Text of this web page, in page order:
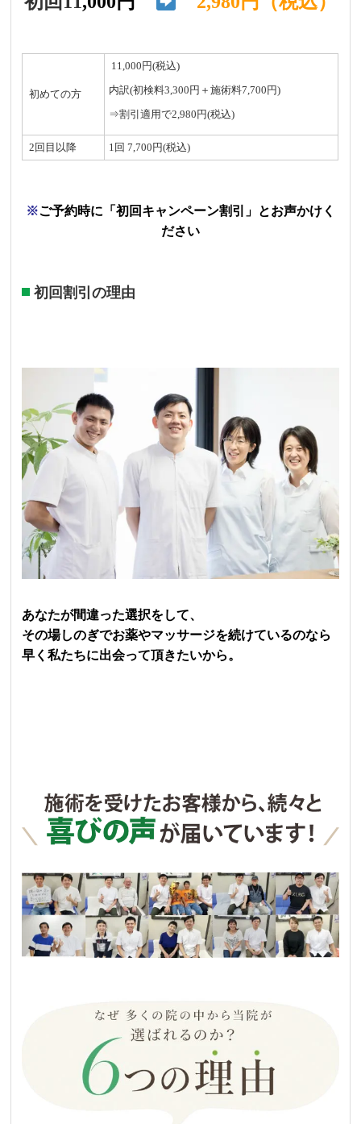
初めての方
11,000円(税込)
内訳(初検料3,300円＋施術料7,700円)
⇒割引適用で2,980円(税込)
2回目以降 1回 7,700円(税込)
※ご予約時に「初回キャンペーン割引」とお声かけく
ださい
初回割引の理由
あなたが間違った選択をして、
その場しのぎでお薬やマッサージを続けているのなら
早く私たちに出会って頂きたいから。